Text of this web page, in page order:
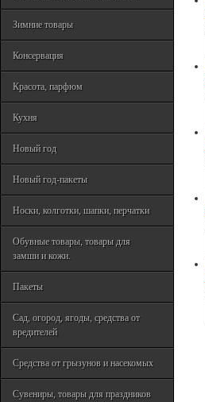
Зимние товары
Консервация
Красота, парфюм
Кухня
Новый год
Новый год-пакеты
Носки, колготки, шапки, перчатки
Обувные товары, товары для
замши и кожи.
Пакеты
Сад, огород, ягоды, средства от
вредителей
Средства от грызунов и насекомых
Сувениры, товары для праздников